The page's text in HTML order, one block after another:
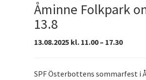
Åminne Folkpark
13.8
13.08.2025 kl. 11.00 – 17.30
SPF Österbottens sommarfest i